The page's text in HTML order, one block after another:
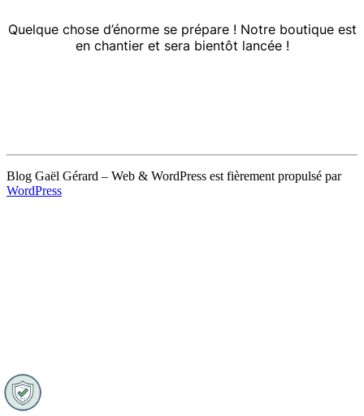
Quelque chose d’énorme se prépare ! Notre boutique est
en chantier et sera bientôt lancée !
Blog Gaël Gérard – Web & WordPress est fièrement propulsé par
WordPress